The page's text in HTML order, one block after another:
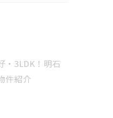
・3LDK！明石
件紹介